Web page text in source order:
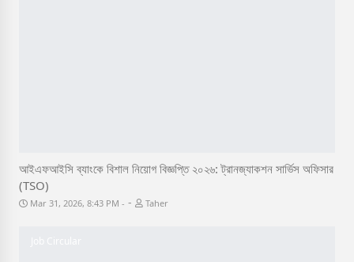
আইএফআইসি ব্যাংকে বিশাল নিয়োগ বিজ্ঞপ্তি ২০২৬: ট্রানজ্যাকশন সার্ভিস অফিসার
(TSO)
Mar 31, 2026, 8:43 PM - Taher